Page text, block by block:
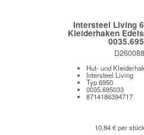
Intersteel Living
Kleiderhaken
Hut- und
Intersteel Living
Typ 6950
0035.695033
8714186394717
10,84 € per